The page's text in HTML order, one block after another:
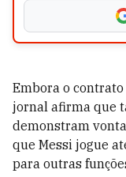
Embora o
jornal afirma que
demonstram
que Messi jogue
para outras